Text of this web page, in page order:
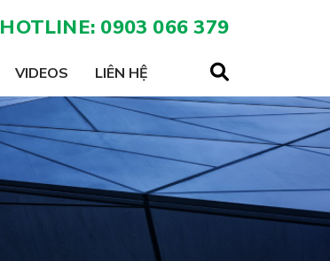
HOTLINE: 0903 066 379
VIDEOS LIÊN HỆ